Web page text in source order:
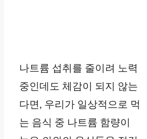
나트륨 섭취를 줄이려 노력
중인데도 체감이 되지 않는
다면, 우리가 일상적으로 먹
는 음식 중 나트륨 함량이